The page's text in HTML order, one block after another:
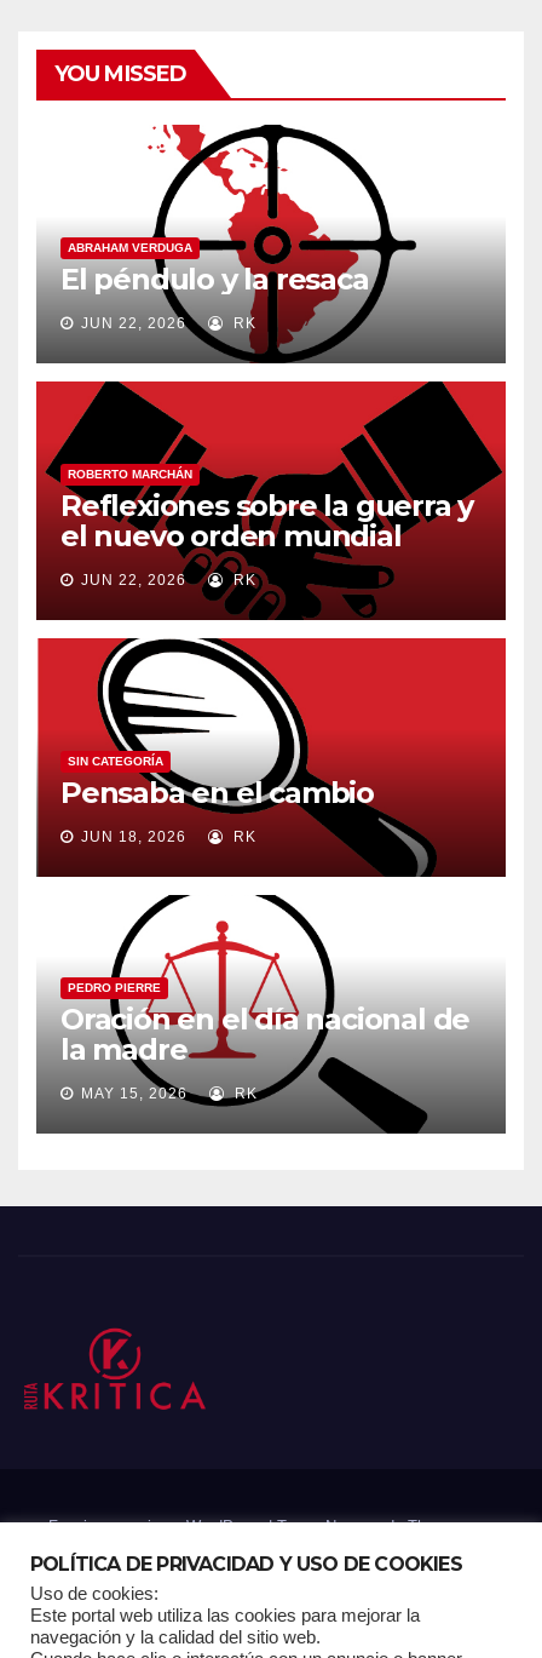
YOU MISSED
ABRAHAM VERDUGA
El péndulo y la resaca
JUN 22, 2026 RK
ROBERTO MARCHÁN
Reflexiones sobre la guerra y
el nuevo orden mundial
JUN 22, 2026 RK
SIN CATEGORÍA
Pensaba en el cambio
JUN 18, 2026 RK
PEDRO PIERRE
Oración en el día nacional de
la madre
MAY 15, 2026 RK
Funciona gracias a WordPress|Tema: Newsup deThemeansar
POLÍTICA DE PRIVACIDAD Y USO DE COOKIES
Uso de cookies:
Este portal web utiliza las cookies para mejorar la
navegación y la calidad del sitio web.